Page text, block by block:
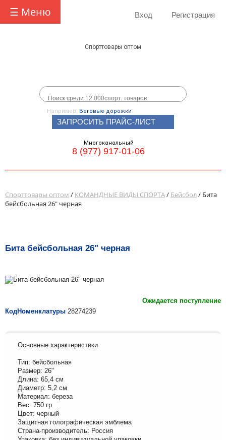
☰ Меню Вход Регистрация
Спорттовары оптом
Например, Беговые дорожки
ЗАПРОСИТЬ ПРАЙС-ЛИСТ
Многоканальный
8 (977) 917-01-06
Спорттовары оптом / КОМАНДНЫЕ ВИДЫ СПОРТА/ Бейсбол/ Бита
бейсбольная 26" черная
Бита бейсбольная 26" черная
Ожидается поступление
КодНоменклатуры 28274239
Основные характеристики
Тип: бейсбольная
Размер: 26"
Длина: 65,4 см
Диаметр: 5,2 см
Материал: береза
Вес: 750 гр
Цвет: черный
Защитная голографическая эмблема
Страна-производитель: Россия